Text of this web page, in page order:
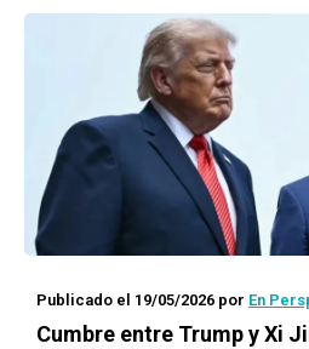
Publicado el 19/05/2026 por En
Cumbre entre Trump y Xi